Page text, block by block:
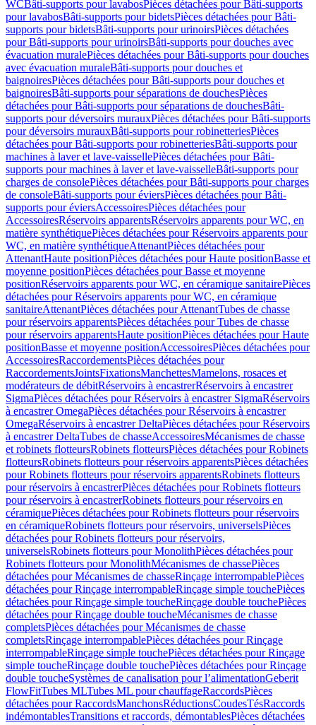
WCBâti-supports pour lavabosPièces détachées pour Bâti-supports
pour lavabosBâti-supports pour bidetsPièces détachées pour Bâti-
supports pour bidetsBâti-supports pour urinoirsPièces détachées
pour Bâti-supports pour urinoirsBâti-supports pour douches avec
évacuation muralePièces détachées pour Bâti-supports pour douches
avec évacuation muraleBâti-supports pour douches et
baignoiresPièces détachées pour Bâti-supports pour douches et
baignoiresBâti-supports pour séparations de douchesPièces
détachées pour Bâti-supports pour séparations de douchesBâti-
supports pour déversoirs murauxPièces détachées pour Bâti-supports
pour déversoirs murauxBâti-supports pour robinetteriesPièces
détachées pour Bâti-supports pour robinetteriesBâti-supports pour
machines à laver et lave-vaissellePièces détachées pour Bâti-
supports pour machines à laver et lave-vaisselleBâti-supports pour
charges de consolePièces détachées pour Bâti-supports pour charges
de consoleBâti-supports pour éviersPièces détachées pour Bâti-
supports pour éviersAccessoiresPièces détachées pour
AccessoiresRéservoirs apparentsRéservoirs apparents pour WC, en
matière synthétiquePièces détachées pour Réservoirs apparents pour
WC, en matière synthétiqueAttenantPièces détachées pour
AttenantHaute positionPièces détachées pour Haute positionBasse et
moyenne positionPièces détachées pour Basse et moyenne
positionRéservoirs apparents pour WC, en céramique sanitairePièces
détachées pour Réservoirs apparents pour WC, en céramique
sanitaireAttenantPièces détachées pour AttenantTubes de chasse
pour réservoirs apparentsPièces détachées pour Tubes de chasse
pour réservoirs apparentsHaute positionPièces détachées pour Haute
positionBasse et moyenne positionAccessoiresPièces détachées pour
AccessoiresRaccordementsPièces détachées pour
RaccordementsJointsFixationsManchettesMamelons, rosaces et
modérateurs de débitRéservoirs à encastrerRéservoirs à encastrer
SigmaPièces détachées pour Réservoirs à encastrer SigmaRéservoirs
à encastrer OmegaPièces détachées pour Réservoirs à encastrer
OmegaRéservoirs à encastrer DeltaPièces détachées pour Réservoirs
à encastrer DeltaTubes de chasseAccessoiresMécanismes de chasse
et robinets flotteursRobinets flotteursPièces détachées pour Robinets
flotteursRobinets flotteurs pour réservoirs apparentsPièces détachées
pour Robinets flotteurs pour réservoirs apparentsRobinets flotteurs
pour réservoirs à encastrerPièces détachées pour Robinets flotteurs
pour réservoirs à encastrerRobinets flotteurs pour réservoirs en
céramiquePièces détachées pour Robinets flotteurs pour réservoirs
en céramiqueRobinets flotteurs pour réservoirs, universelsPièces
détachées pour Robinets flotteurs pour réservoirs,
universelsRobinets flotteurs pour MonolithPièces détachées pour
Robinets flotteurs pour MonolithMécanismes de chassePièces
détachées pour Mécanismes de chasseRinçage interrompablePièces
détachées pour Rinçage interrompableRinçage simple touchePièces
détachées pour Rinçage simple toucheRinçage double touchePièces
détachées pour Rinçage double toucheMécanismes de chasse
completsPièces détachées pour Mécanismes de chasse
completsRinçage interrompablePièces détachées pour Rinçage
interrompableRinçage simple touchePièces détachées pour Rinçage
simple toucheRinçage double touchePièces détachées pour Rinçage
double toucheSystèmes de canalisation pour l’alimentationGeberit
FlowFitTubes MLTubes ML pour chauffageRaccordsPièces
détachées pour RaccordsManchonsRéductionsCoudesTésRaccords
indémontablesTransitions et raccords, démontablesPièces détachées